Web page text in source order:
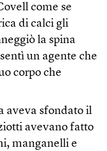
come se
di calci gli
la spina
un agente che
corpo che
aveva sfondato il
avevano fatto
manganelli e